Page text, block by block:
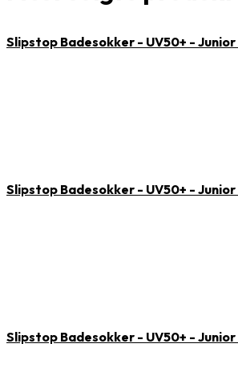
Slipstop Badesokker - UV50+ -
Slipstop Badesokker - UV50+ -
Slipstop Badesokker - UV50+ - Junior